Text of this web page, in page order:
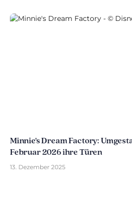
Minnie's Dream Factory:
Februar 2026 ihre Türen
13. Dezember 2025